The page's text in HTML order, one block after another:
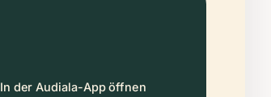
In der Audiala-App öffnen